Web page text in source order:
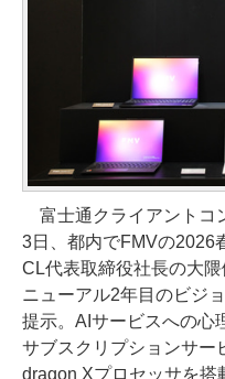
富士通クライアントコ
3日、都内でFMVの2026
CL代表取締役社長の大
ニューアル2年目のビジ
提示。AIサービスへの心
サブスクリプションサー
dragon Xプロセッサを搭